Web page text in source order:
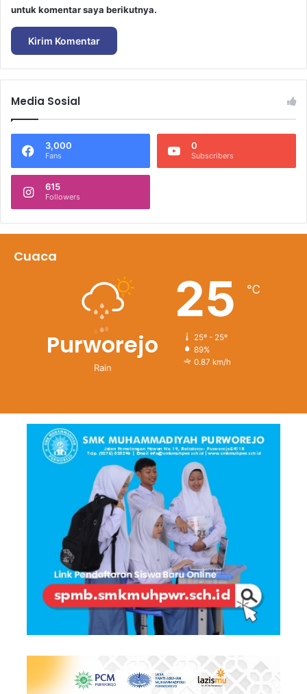
untuk komentar saya berikutnya.
Media Sosial
3,000
Fans
0
Subscribers
615
Followers
Cuaca
Purworejo
Rain
25 ℃
25º - 25º
89%
0.87 km/h